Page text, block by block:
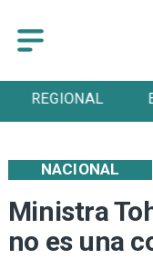
ENTRETENCIÓN
Ministra
no es una
NACIONAL